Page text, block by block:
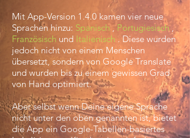
Mit App-Version 1.4.0 kamen vier neue
Sprachen hinzu: Spanisch,Portugiesisch,
Französisch und Italienisch . Diese wurden
jedoch nicht von einem Menschen
übersetzt, sondern von Google Translate
und wurden bis zu einem gewissen Grad
von Hand optimiert.
Aber selbst wenn Deine eigene Sprache
nicht unter den oben genannten ist, bietet
die App ein Google-Tabellen-basiertes